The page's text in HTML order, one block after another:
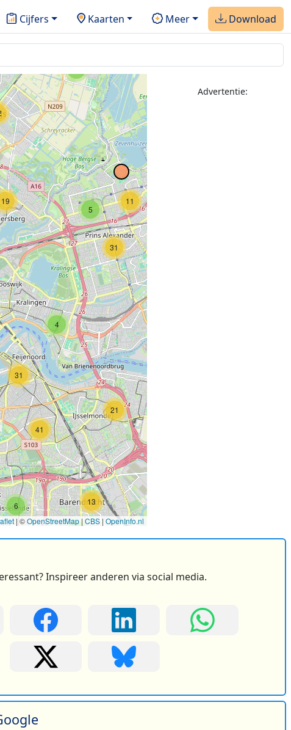
Cijfers Kaarten Meer Download
4
19
7
6
21
5
11
31
13
31
41
4
| ©OpenStreetMap| CBS | OpenInfo.nl
Advertentie:
Inspireer anderen via social media.